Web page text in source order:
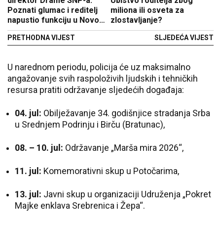
Poznati glumac i reditelj
napustio funkciju u Novom
Sadu
PRETHODNA VIJEST
miliona ili osveta za
zlostavljanje?
SLJEDEĆA VIJEST
U narednom periodu, policija će uz maksimalno
angažovanje svih raspoloživih ljudskih i tehničkih
resursa pratiti održavanje sljedećih događaja:
04. jul: Obilježavanje 34. godišnjice stradanja Srba
u Srednjem Podrinju i Birču (Bratunac),
08. – 10. jul: Održavanje „Marša mira 2026“,
11. jul: Komemorativni skup u Potočarima,
13. jul: Javni skup u organizaciji Udruženja „Pokret
Majke enklava Srebrenica i Žepa“.